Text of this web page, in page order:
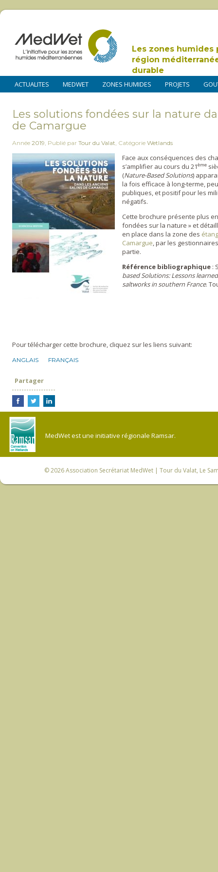
Les zones humides
région
durable
ACTUALITES MEDWET ZONES HUMIDES PROJETS
Les solutions fondées sur la nature
de Camargue
Année 2019, Publié par Tour du Valat, Catégorie Wetlands
Face aux conséquences des
s’amplifier au cours du 21ème
(Nature-Based Solutions)
la fois efficace à long-terme,
publiques, et positif pour les
négatifs.
Cette brochure présente plus
fondées sur la nature » et
en place dans la zone des
Camargue, par les
partie.
Référence bibliographique :
based Solutions: Lessons
saltworks in southern France.
Pour télécharger cette brochure, cliquez sur les liens suivant:
ANGLAIS FRANÇAIS
Partager
MedWet est une initiative régionale Ramsar.
© 2026Association Secrétariat MedWet | Tour du Valat, Le